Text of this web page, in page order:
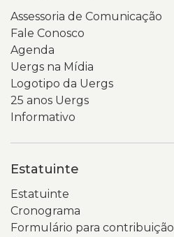
Assessoria de Comunicação
Fale Conosco
Agenda
Uergs na Mídia
Logotipo da Uergs
25 anos Uergs
Informativo
Estatuinte
Estatuinte
Cronograma
Formulário para contribuição